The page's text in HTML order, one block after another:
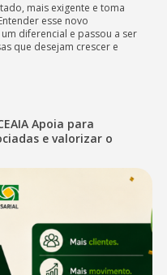
mais exigente e toma
esse novo
diferencial e passou a ser
que desejam crescer e
Apoia para
e valorizar o